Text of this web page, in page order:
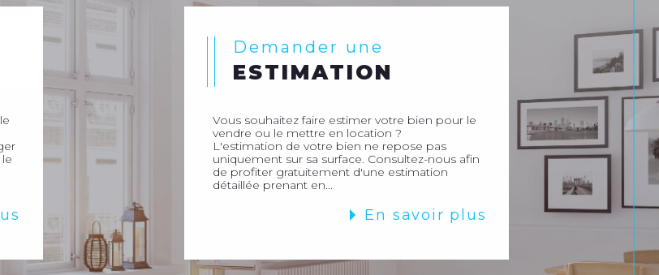
Demander une
ESTIMATION
Vous souhaitez faire estimer votre bien pour le
vendre ou le mettre en location ?
L'estimation de votre bien ne repose pas
uniquement sur sa surface. Consultez-nous afin
de profiter gratuitement d'une estimation
détaillée prenant en...
En savoir plus